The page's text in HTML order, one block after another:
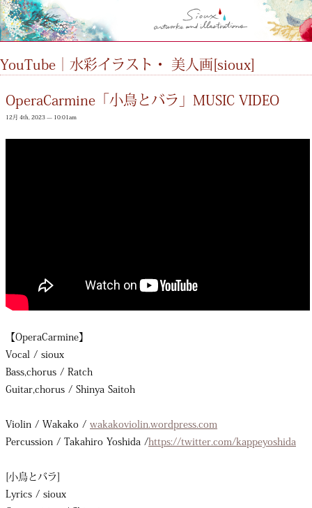
YouTube｜水彩イラスト・ 美人画[sioux]
OperaCarmine「小鳥とバラ」MUSIC VIDEO
12月 4th, 2023 — 10:01am
【OperaCarmine】
Vocal / sioux
Bass,chorus / Ratch
Guitar,chorus / Shinya Saitoh
Violin / Wakako / wakakoviolin.wordpress.com
Percussion / Takahiro Yoshida /https://twitter.com/kappeyoshida
[小鳥とバラ]
Lyrics / sioux